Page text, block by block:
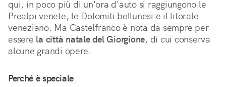
qui, in poco più di un'ora d'auto si raggiungono le
Prealpi venete, le Dolomiti bellunesi e il litorale
veneziano. Ma Castelfranco è nota da sempre per
essere la città natale del Giorgione, di cui conserva
alcune grandi opere.
Perché è speciale